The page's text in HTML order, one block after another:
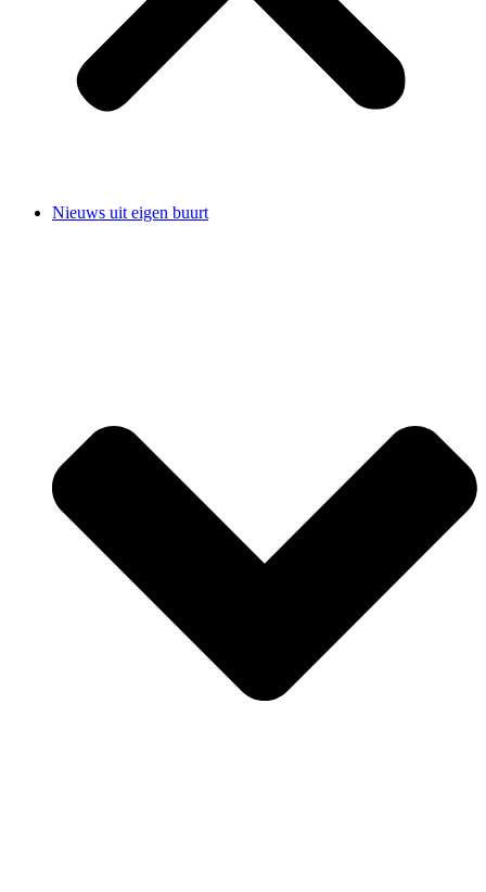
Nieuws uit eigen buurt